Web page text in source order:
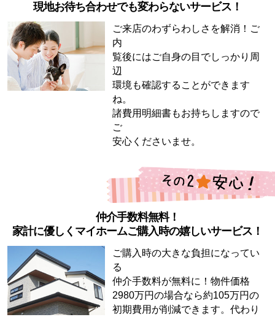
現地お待ち合わせでも変わらないサービス！
ご来店のわずらわしさを解消！ご
内
覧後にはご自身の目でしっかり周
辺
環境も確認することができます
ね。
諸費用明細書もお持ちしますので
ご
安心くださいませ。
仲介手数料無料！
家計に優しくマイホームご購入時の嬉しいサービス！
ご購入時の大きな負担になってい
る
仲介手数料が無料に！物件価格
2980万円の場合なら約105万円の
初期費用が削減できます。代わり